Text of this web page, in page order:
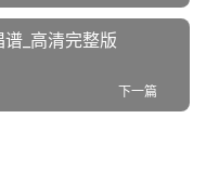
_高清完整版
下一篇